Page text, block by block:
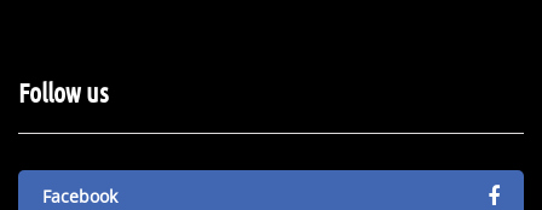
Follow us
Facebook